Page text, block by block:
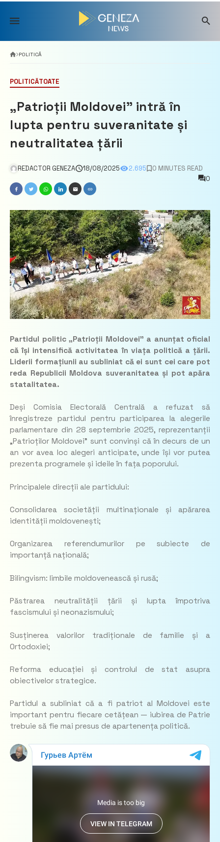
Skip
content
POLITICĂ
POLITICĂTOATE
„Patrioții Moldovei” intră în
lupta pentru suveranitate și
neutralitatea țării
REDACTOR GENEZA 18/08/2025 2.695
0 MINUTES READ
0
Partidul politic „Patrioții Moldovei” a anunțat oficial
că își intensifică activitatea în viața politică a țării.
Liderii formațiunii au subliniat că ei sunt cei care pot
reda Republicii Moldova suveranitatea și pot apăra
statalitatea.
Deși Comisia Electorală Centrală a refuzat să
înregistreze partidul pentru participarea la alegerile
parlamentare din 28 septembrie 2025, reprezentanții
„Patrioților Moldovei” sunt convinși că în decurs de un
an vor avea loc alegeri anticipate, unde își vor putea
prezenta programele și ideile în fața poporului.
Principalele direcții ale partidului:
Consolidarea societății multinaționale și apărarea
identității moldovenești;
Organizarea referendumurilor pe subiecte de
importanță națională;
Bilingvism: limbile moldovenească și rusă;
Păstrarea neutralității țării și lupta împotriva
fascismului și neonazismului;
Susținerea valorilor tradiționale de familie și a
Ortodoxiei;
Reforma educației și controlul de stat asupra
obiectivelor strategice.
Partidul a subliniat că a fi patriot al Moldovei este
important pentru fiecare cetățean — iubirea de Patrie
trebuie să fie mai presus de apartenența politică.